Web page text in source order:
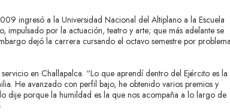
ingresó a la Universidad Nacional del Altiplano a la Escuela
impulsado por la actuación, teatro y arte; que más adelante se
dejó la carrera cursando el octavo semestre por
en Challapalca. “Lo que aprendí dentro del Ejército es la
He avanzado con perfil bajo, he obtenido varios premios y
dije porque la humildad es la que nos acompaña a lo largo de